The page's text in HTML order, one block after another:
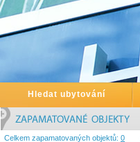
Hledat ubytování
Celkem zapamatovaných objektů: 0